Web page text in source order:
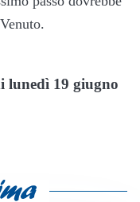
lunedì 19 giugno